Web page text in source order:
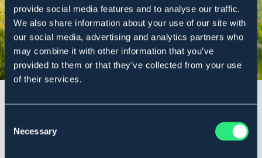
provide social media features and to analyse our traffic.
We also share information about your use of our site with
our social media, advertising and analytics partners who
may combine it with other information that you’ve
provided to them or that they’ve collected from your use
of their services.
Selection
Necessary
Shoppa här